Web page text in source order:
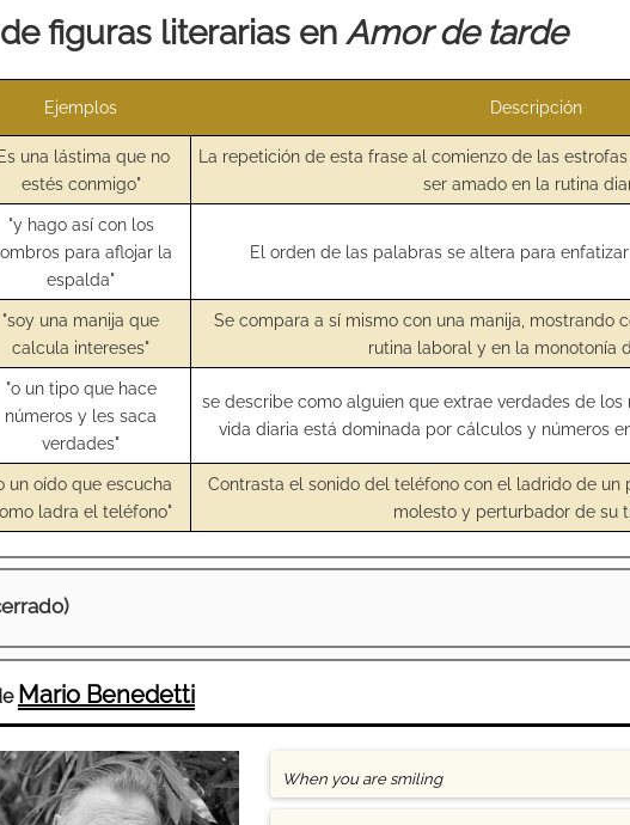
figuras literarias en Amor de tarde
Ejemplos Descripción
una lástima que no
estés conmigo"
La repetición de esta frase al comienzo de las
ser amado en la rutina
"y hago así con los
para aflojar la
espalda"
El orden de las palabras se altera para
"soy una manija que
calcula intereses"
Se compara a sí mismo con una manija, mostrando
rutina laboral y en la monotonía
"o un tipo que hace
números y les saca
verdades"
se describe como alguien que extrae verdades de los
vida diaria está dominada por cálculos y números
un oído que escucha
ladra el teléfono"
Contrasta el sonido del teléfono con el ladrido de un
molesto y perturbador de su
Mario Benedetti
When you are smiling